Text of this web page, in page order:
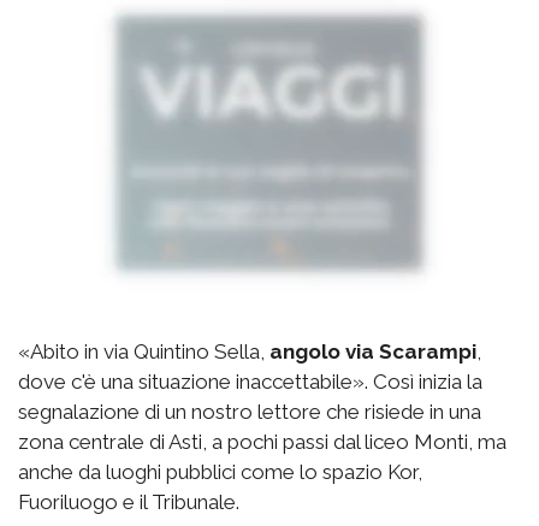
«Abito in via Quintino Sella, angolo via Scarampi,
dove c'è una situazione inaccettabile». Così inizia la
segnalazione di un nostro lettore che risiede in una
zona centrale di Asti, a pochi passi dal liceo Monti, ma
anche da luoghi pubblici come lo spazio Kor,
Fuoriluogo e il Tribunale.